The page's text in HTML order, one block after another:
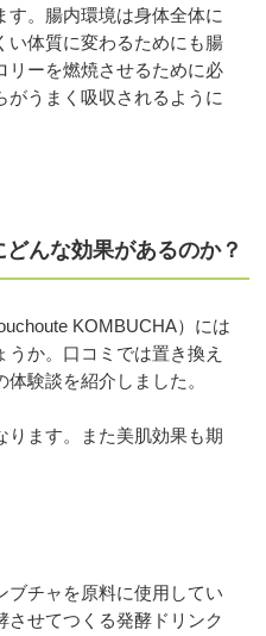
す。腸内環境は身体全体に
い体質に変わるためにも腸
リーを燃焼させるために必
がうまく吸収されるように
んな効果があるのか？
KOMBUCHA）には
か。口コミでは置き換え
験談を紹介しました。
ります。また美肌効果も期
ブチャを原料に使用してい
させてつくる発酵ドリンク